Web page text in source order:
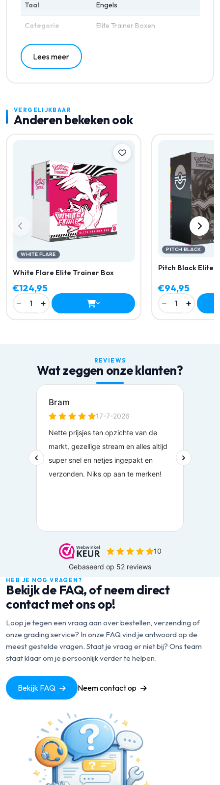
Taal Engels
Categorie Elite Trainer Boxen
Lees meer
VERGELIJKBAAR
Anderen bekeken ook
WHITE FLARE
White Flare Elite Trainer Box
€124,95
− 1 +
PITCH BLACK
Pitch Black Elite
€94,95
− 1 +
REVIEWS
Wat zeggen onze klanten?
HEB JE NOG VRAGEN?
Bekijk de FAQ, of neem direct
contact met ons op!
Loop je tegen een vraag aan over bestellen, verzending of
onze grading service? In onze FAQ vind je antwoord op de
meest gestelde vragen. Staat je vraag er niet bij? Ons team
staat klaar om je persoonlijk verder te helpen.
Bekijk FAQ Neem contact op